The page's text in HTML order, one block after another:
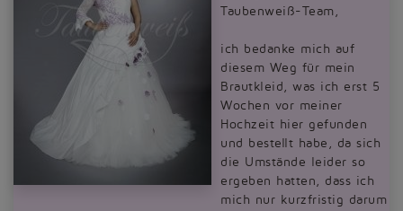
Taubenweiß-Team,
ich bedanke mich auf
diesem Weg für mein
Brautkleid, was ich erst 5
Wochen vor meiner
Hochzeit hier gefunden
und bestellt habe, da sich
die Umstände leider so
ergeben hatten, dass ich
mich nur kurzfristig darum